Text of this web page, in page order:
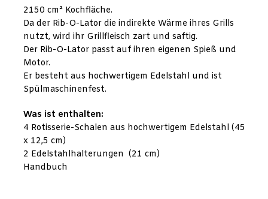
2150 cm² Kochfläche.
Da der Rib-O-Lator die indirekte Wärme ihres Grills
nutzt, wird ihr Grillfleisch zart und saftig.
Der Rib-O-Lator passt auf ihren eigenen Spieß und
Motor.
Er besteht aus hochwertigem Edelstahl und ist
Spülmaschinenfest.
Was ist enthalten:
4 Rotisserie-Schalen aus hochwertigem Edelstahl (45
x 12,5 cm)
2 Edelstahlhalterungen (21 cm)
Handbuch